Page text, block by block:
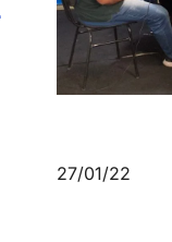
27/01/22